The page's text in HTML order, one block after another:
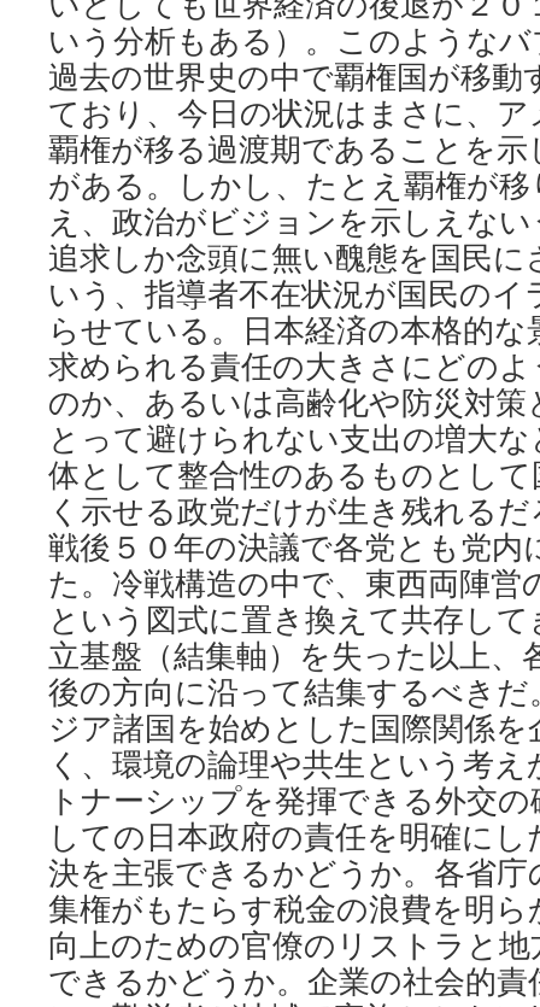
いう分析もある）。このような
過去の世界史の中で覇権国が移動
ており、今日の状況はまさに、
覇権が移る過渡期であることを
がある。しかし、たとえ覇権が
え、政治がビジョンを示しえな
追求しか念頭に無い醜態を国民
いう、指導者不在状況が国民の
らせている。日本経済の本格的
求められる責任の大きさにどの
のか、あるいは高齢化や防災対
とって避けられない支出の増大
体として整合性のあるものとし
く示せる政党だけが生き残れるだ
戦後５０年の決議で各党とも党内
た。冷戦構造の中で、東西両陣営
という図式に置き換えて共存し
立基盤（結集軸）を失った以上、
後の方向に沿って結集するべきだ
ジア諸国を始めとした国際関係
く、環境の論理や共生という考
トナーシップを発揮できる外交
しての日本政府の責任を明確にし
決を主張できるかどうか。各省庁
集権がもたらす税金の浪費を明
向上のための官僚のリストラと
できるかどうか。企業の社会的